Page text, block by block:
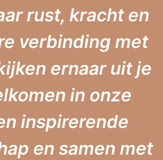
rust, kracht en
verbinding met
ernaar uit je
in onze
inspirerende
en samen met